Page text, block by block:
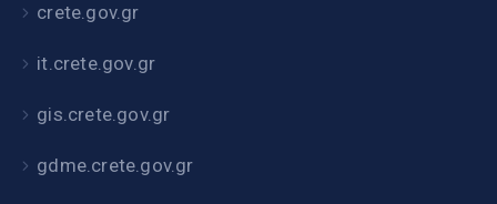
crete.gov.gr
it.crete.gov.gr
gis.crete.gov.gr
gdme.crete.gov.gr